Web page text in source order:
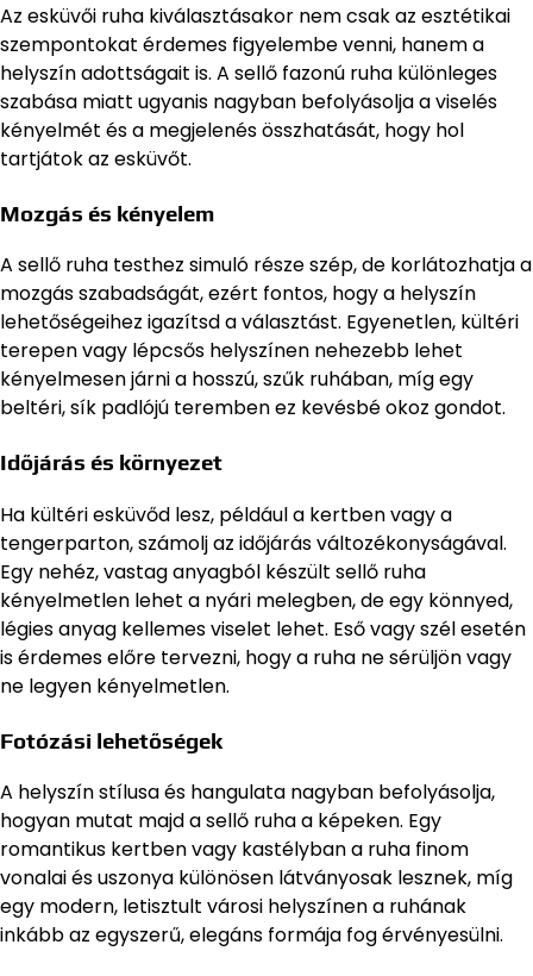
Az esküvői ruha kiválasztásakor nem csak az esztétikai
szempontokat érdemes figyelembe venni, hanem a
helyszín adottságait is. A sellő fazonú ruha különleges
szabása miatt ugyanis nagyban befolyásolja a viselés
kényelmét és a megjelenés összhatását, hogy hol
tartjátok az esküvőt.
Mozgás és kényelem
A sellő ruha testhez simuló része szép, de korlátozhatja a
mozgás szabadságát, ezért fontos, hogy a helyszín
lehetőségeihez igazítsd a választást. Egyenetlen, kültéri
terepen vagy lépcsős helyszínen nehezebb lehet
kényelmesen járni a hosszú, szűk ruhában, míg egy
beltéri, sík padlójú teremben ez kevésbé okoz gondot.
Időjárás és környezet
Ha kültéri esküvőd lesz, például a kertben vagy a
tengerparton, számolj az időjárás változékonyságával.
Egy nehéz, vastag anyagból készült sellő ruha
kényelmetlen lehet a nyári melegben, de egy könnyed,
légies anyag kellemes viselet lehet. Eső vagy szél esetén
is érdemes előre tervezni, hogy a ruha ne sérüljön vagy
ne legyen kényelmetlen.
Fotózási lehetőségek
A helyszín stílusa és hangulata nagyban befolyásolja,
hogyan mutat majd a sellő ruha a képeken. Egy
romantikus kertben vagy kastélyban a ruha finom
vonalai és uszonya különösen látványosak lesznek, míg
egy modern, letisztult városi helyszínen a ruhának
inkább az egyszerű, elegáns formája fog érvényesülni.